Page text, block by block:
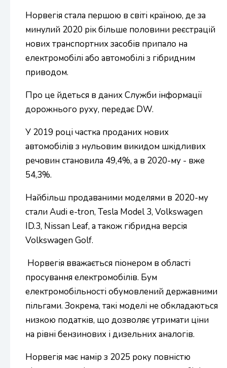
Норвегія стала першою в світі країною, де за
минулий 2020 рік більше половини реєстрацій
нових транспортних засобів припало на
електромобілі або автомобілі з гібридним
приводом.
Про це йдеться в даних Служби інформації
дорожнього руху, передає DW.
У 2019 році частка проданих нових
автомобілів з нульовим викидом шкідливих
речовин становила 49,4%, а в 2020-му - вже
54,3%.
Найбільш продаваними моделями в 2020-му
стали Audi e-tron, Tesla Model 3, Volkswagen
ID.3, Nissan Leaf, а також гібридна версія
Volkswagen Golf.
Норвегія вважається піонером в області
просування електромобілів. Бум
електромобільності обумовлений державними
пільгами. Зокрема, такі моделі не обкладаються
низкою податків, що дозволяє утримати ціни
на рівні бензинових і дизельних аналогів.
Норвегія має намір з 2025 року повністю